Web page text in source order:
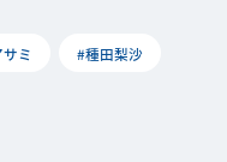
ミ #種田梨沙